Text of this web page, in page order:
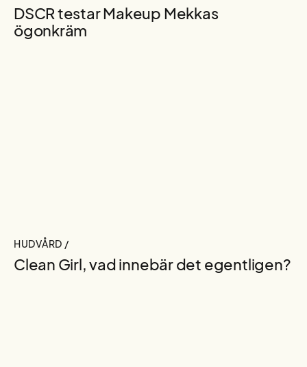
DSCR testar Makeup Mekkas
ögonkräm
HUDVÅRD /
Clean Girl, vad innebär det egentligen?